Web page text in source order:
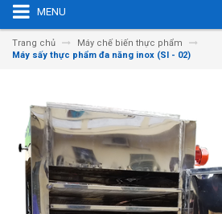
MENU
Trang chủ
Máy chế biến thực phẩm
Máy sấy thực phẩm đa năng inox (SI - 02)